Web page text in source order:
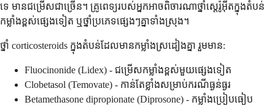
ទេ មានជម្រើសជាច្រើន។ គ្រូពេទ្យរបស់អ្នកអាចពិចារណាថ្នាំស្តេរ៉ូអ៊ីតក្នុងតំបន់
កម្លាំងខ្ពស់ផ្សេងទៀត ឬថ្នាំប្រភេទផ្សេងៗគ្នាទាំងស្រុង។
ថ្នាំ corticosteroids ក្នុងតំបន់ដែលមានកម្លាំងស្រដៀងគ្នា រួមមាន:
Fluocinonide (Lidex) - ជម្រើសកម្លាំងខ្ពស់មួយផ្សេងទៀត
Clobetasol (Temovate) - កាន់តែខ្លាំងសម្រាប់ករណីធ្ងន់ធ្ងរ
Betamethasone dipropionate (Diprosone) - កម្លាំងប្រៀបធៀប